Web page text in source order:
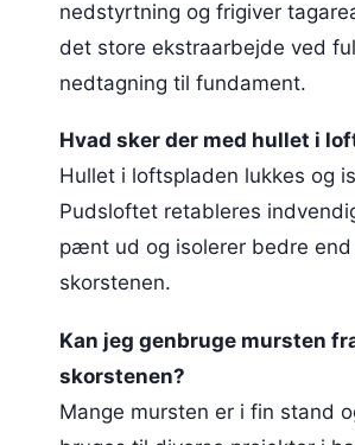
nedstyrtning og frigiver
det store ekstraarbejde ved
nedtagning til fundament.
Hvad sker der med hullet i
Hullet i loftspladen lukkes og
Pudsloftet retableres
pænt ud og isolerer bedre end
skorstenen.
Kan jeg genbruge mursten
skorstenen?
Mange mursten er i fin stand